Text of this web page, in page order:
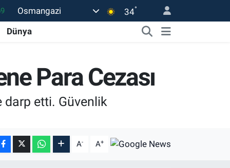
Osmangazi 34°
Dünya
Para Cezası
etti. Güvenlik
A- A+